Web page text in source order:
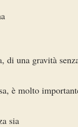
di una gravità
è molto
sia